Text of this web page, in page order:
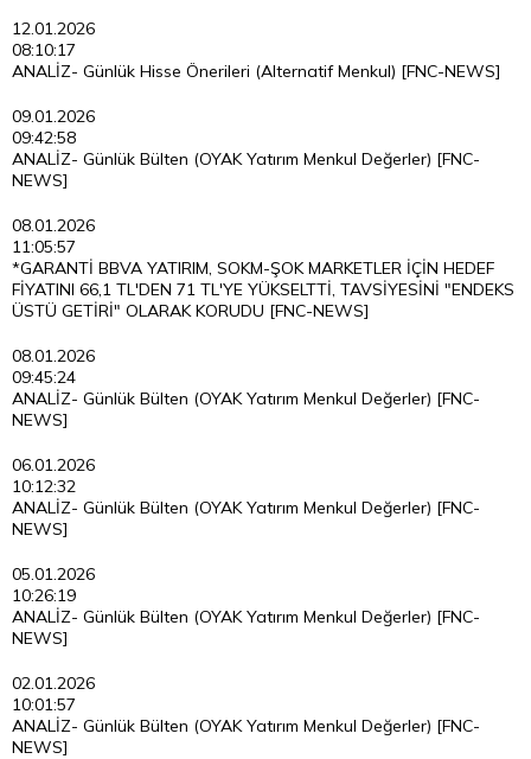
12.01.2026
08:10:17
ANALİZ- Günlük Hisse Önerileri (Alternatif Menkul) [FNC-NEWS]
09.01.2026
09:42:58
ANALİZ- Günlük Bülten (OYAK Yatırım Menkul Değerler) [FNC-
NEWS]
08.01.2026
11:05:57
*GARANTİ BBVA YATIRIM, SOKM-ŞOK MARKETLER İÇİN HEDEF
FİYATINI 66,1 TL'DEN 71 TL'YE YÜKSELTTİ, TAVSİYESİNİ "ENDEKS
ÜSTÜ GETİRİ" OLARAK KORUDU [FNC-NEWS]
08.01.2026
09:45:24
ANALİZ- Günlük Bülten (OYAK Yatırım Menkul Değerler) [FNC-
NEWS]
06.01.2026
10:12:32
ANALİZ- Günlük Bülten (OYAK Yatırım Menkul Değerler) [FNC-
NEWS]
05.01.2026
10:26:19
ANALİZ- Günlük Bülten (OYAK Yatırım Menkul Değerler) [FNC-
NEWS]
02.01.2026
10:01:57
ANALİZ- Günlük Bülten (OYAK Yatırım Menkul Değerler) [FNC-
NEWS]